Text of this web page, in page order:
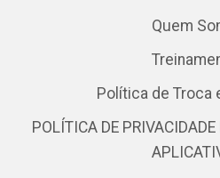
Quem
Política de Troca
POLÍTICA DE PRIVACIDADE